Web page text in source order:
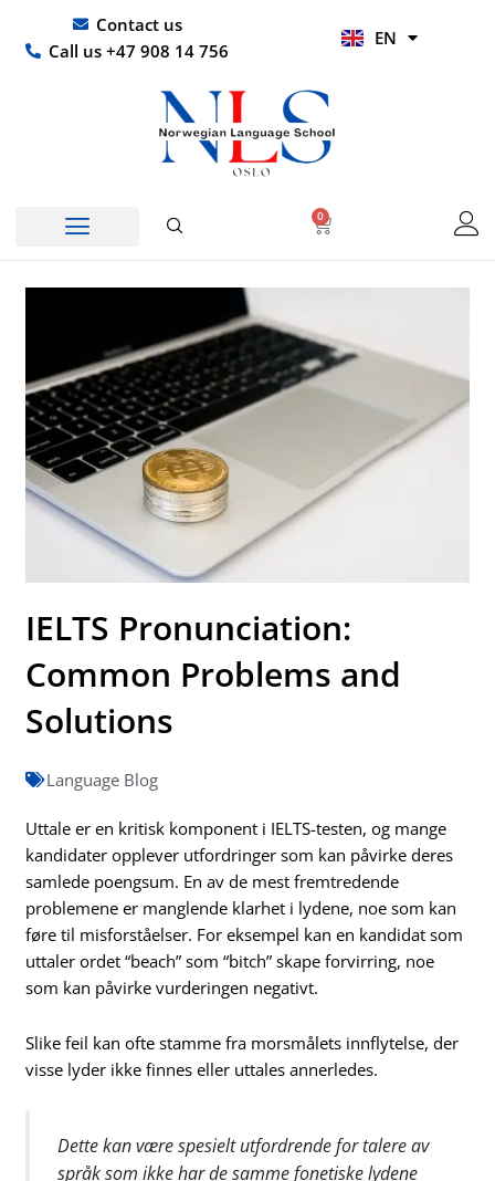
content
Contact us
Call us +47 908 14 756
EN
HI
0
Basket
IELTS Pronunciation:
Common Problems and
Solutions
Language Blog
Uttale er en kritisk komponent i IELTS-testen, og mange
kandidater opplever utfordringer som kan påvirke deres
samlede poengsum. En av de mest fremtredende
problemene er manglende klarhet i lydene, noe som kan
føre til misforståelser. For eksempel kan en kandidat som
uttaler ordet “beach” som “bitch” skape forvirring, noe
som kan påvirke vurderingen negativt.
Slike feil kan ofte stamme fra morsmålets innflytelse, der
visse lyder ikke finnes eller uttales annerledes.
Dette kan være spesielt utfordrende for talere av
språk som ikke har de samme fonetiske lydene